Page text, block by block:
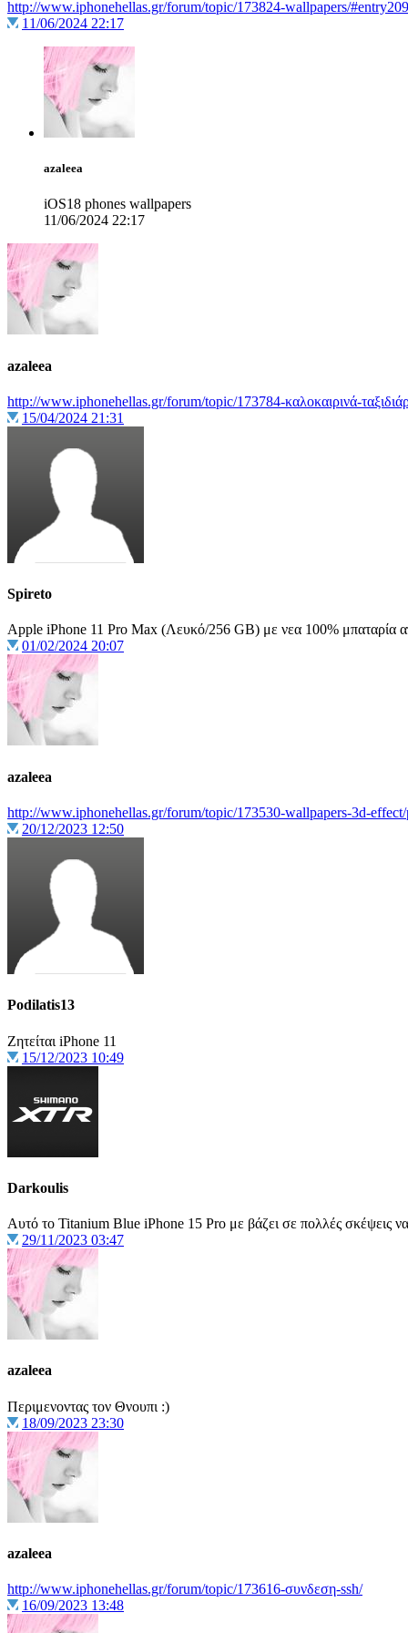
http://www.iphonehellas.gr/forum/topic/173824-wallpapers/
11/06/2024 22:17
azaleea
iOS18 phones wallpapers
11/06/2024 22:17
azaleea
http://www.iphonehellas.gr/forum/topic/173784-καλοκαιρινά-
15/04/2024 21:31
Spireto
Apple iPhone 11 Pro Max (Λευκό/256 GB) με νεα 100% μπαταρία
01/02/2024 20:07
azaleea
http://www.iphonehellas.gr/forum/topic/173530-wallpapers-3d-effect/
20/12/2023 12:50
Podilatis13
Ζητείται iPhone 11
15/12/2023 10:49
Darkoulis
Αυτό το Titanium Blue iPhone 15 Pro με βάζει σε πολλές σκέψεις
29/11/2023 03:47
azaleea
Περιμενοντας τον Θνουπι :)
18/09/2023 23:30
azaleea
http://www.iphonehellas.gr/forum/topic/173616-συνδεση-ssh/
16/09/2023 13:48